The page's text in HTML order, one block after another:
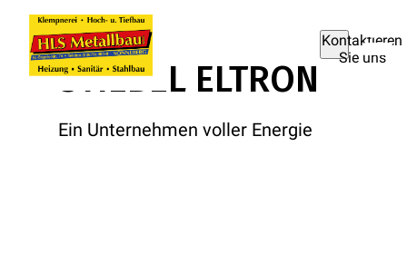
Kontaktieren
Sie uns
STIEBEL ELTRON
Ein Unternehmen voller Energie